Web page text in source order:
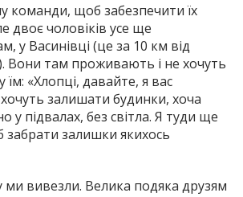
команди, щоб забезпечити їх
двоє чоловіків усе ще
у Васинівці (це за 10 км від
Вони там проживають і не хочуть
«Хлопці, давайте, я вас
залишати будинки, хоча
у підвалах, без світла. Я туди ще
забрати залишки якихось
ми вивезли. Велика подяка друзям